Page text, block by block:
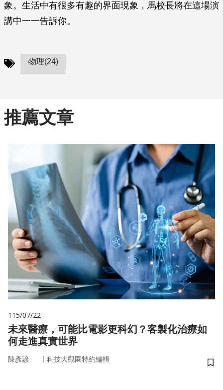
象。生活中有很多有趣的界面現象，馬校長將在這場演
講中一一告訴你。
物理(24)
推薦文章
115/07/22
未來醫療，可能比電影更科幻？客製化治療如
何走進真實世界
陳彥諺 ｜ 科技大觀園特約編輯
儲